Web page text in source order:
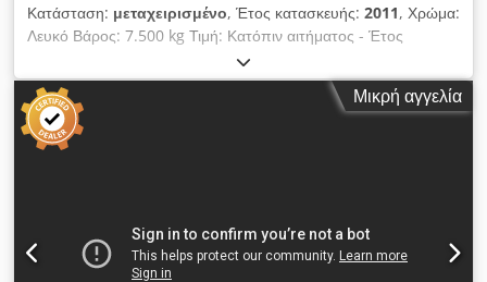
Κατάσταση: μεταχειρισμένο, Έτος κατασκευής: 2011, Χρώμα:
Λευκό Βάρος: 7.500 kg Τιμή: Κατόπιν αιτήματος - Έτος
κατασκευής: 2011 - Διαθέσιμη τεκμηρίωση: Ναι - Διαθέσιμο
πιστοποιητικό CE: Όχι - Μέγιστο πλάτος εργασίας [mm]: 1300
- Αριθμός θαλάμων βαφής [τεμ.]: 1 - Τύπος αντλίας: Wagner -
Επιλογές: Πιστόλι βαφής - Αριθμός πιστολιών βαφής [τεμ.]: 4 -
Βάρος μεταφοράς [kg]: 7500 kg - Πακέτα μεταφοράς [τεμ.]: 7
ανταλλαγή είναι δυνατές ανά πάσα στιγμή για οτιδήποτε αφορά
τον βιομηχανικό τομέα. Yorick Diebels
Μικρή αγγελία